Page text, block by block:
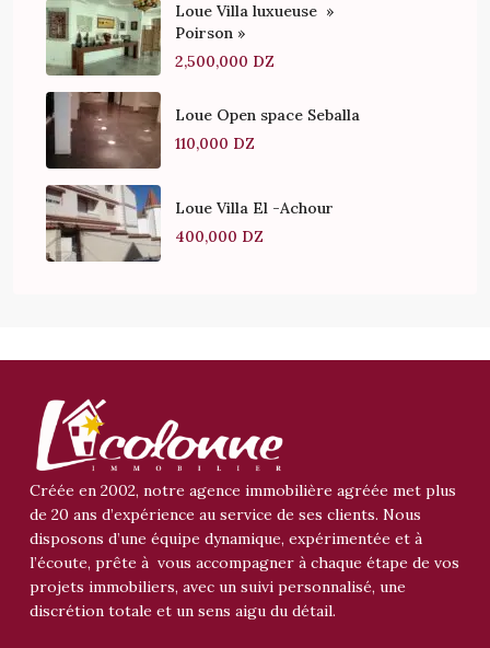
Loue Villa luxueuse »
Poirson »
2,500,000 DZ
Loue Open space Seballa
110,000 DZ
Loue Villa El -Achour
400,000 DZ
Créée en 2002, notre agence immobilière agréée met plus
de 20 ans d’expérience au service de ses clients. Nous
disposons d’une équipe dynamique, expérimentée et à
l’écoute, prête à vous accompagner à chaque étape de vos
projets immobiliers, avec un suivi personnalisé, une
discrétion totale et un sens aigu du détail.